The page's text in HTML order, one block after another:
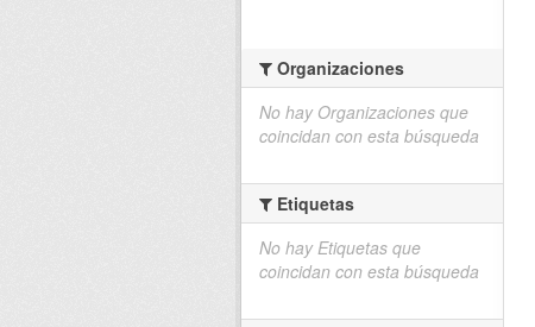
Organizaciones
No hay Organizaciones que
coincidan con esta búsqueda
Etiquetas
No hay Etiquetas que
coincidan con esta búsqueda